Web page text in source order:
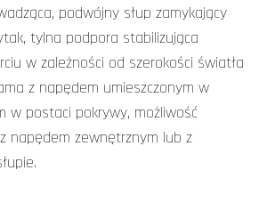
podwójny słup zamykający
tylna podpora stabilizująca
w zależności od szerokości światła
z napędem umieszczonym w
w postaci pokrywy, możliwość
napędem zewnętrznym lub z